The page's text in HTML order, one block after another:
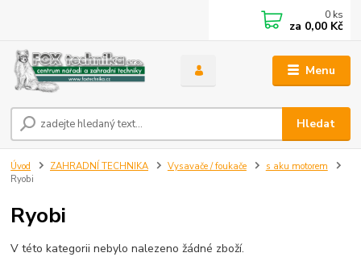
Menu
Hledat
0 ks
za 0,00 Kč
Úvod ZAHRADNÍ TECHNIKA Vysavače / foukače
s aku motorem
Ryobi
Ryobi
V této kategorii nebylo nalezeno žádné zboží.